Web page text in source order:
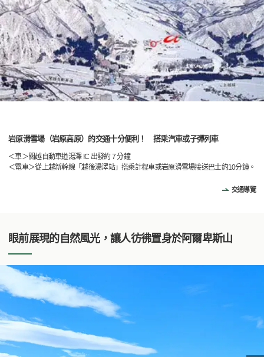
岩原滑雪場（岩原高原）的交通十分便利！ 搭乘汽車或子彈列車
＜車＞關越自動車道湯澤 IC 出發約 7 分鐘
＜電車＞從上越新幹線「越後湯澤站」搭乘計程車或岩原滑雪場接送巴士約10分鐘。
交通導覽
眼前展現的自然風光，讓人彷彿置身於阿爾卑斯山